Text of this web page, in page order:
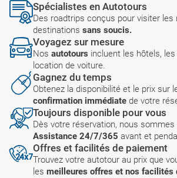
Spécialistes en Autotours
Des roadtrips conçus pour visiter les
destinations sans soucis.
Voyagez sur mesure
Nos autotours incluent les hôtels,
location de voiture.
Gagnez du temps
Obtenez la disponibilité et le prix sur
confirmation immédiate de votre
Toujours disponible pour vous
Dès votre réservation, nous
Assistance 24/7/365 avant et
Offres et facilités de paiement
Trouvez votre autotour au prix que
les meilleures offres et nos facilités